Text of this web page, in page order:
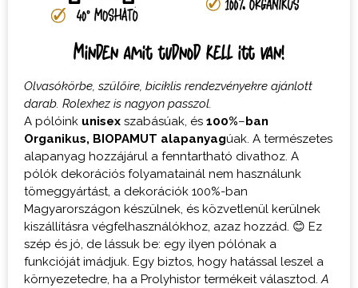
Minden amit tudnod kell itt van!
Olvasókörbe, szülőire, biciklis rendezvényekre ajánlott
darab. Rolexhez is nagyon passzol.
A pólóink unisex szabásúak, és 100%–ban
Organikus, BIOPAMUT alapanyagúak. A természetes
alapanyag hozzájárul a fenntartható divathoz. A
pólók dekorációs folyamatainál nem használunk
tömeggyártást, a dekorációk 100%-ban
Magyarországon készülnek, és közvetlenül kerülnek
kiszállításra végfelhasználókhoz, azaz hozzád. 😊 Ez
szép és jó, de lássuk be: egy ilyen pólónak a
funkcióját imádjuk. Egy biztos, hogy hatással leszel a
környezetedre, ha a Prolyhistor termékeit választod.A